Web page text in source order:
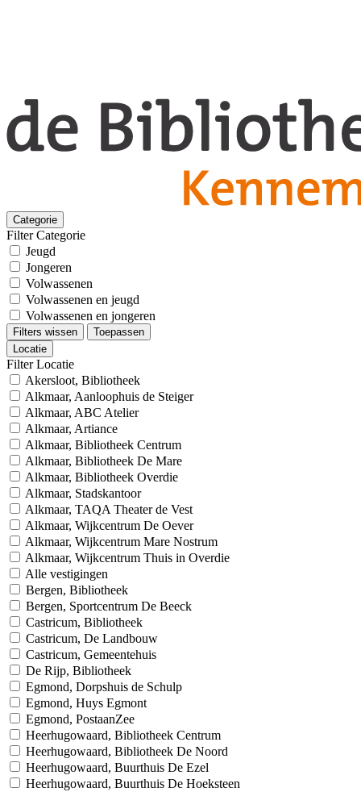
Categorie
Filter Categorie
Jeugd
Jongeren
Volwassenen
Volwassenen en jeugd
Volwassenen en jongeren
Filters wissen
Toepassen
Locatie
Filter Locatie
Akersloot, Bibliotheek
Alkmaar, Aanloophuis de Steiger
Alkmaar, ABC Atelier
Alkmaar, Artiance
Alkmaar, Bibliotheek Centrum
Alkmaar, Bibliotheek De Mare
Alkmaar, Bibliotheek Overdie
Alkmaar, Stadskantoor
Alkmaar, TAQA Theater de Vest
Alkmaar, Wijkcentrum De Oever
Alkmaar, Wijkcentrum Mare Nostrum
Alkmaar, Wijkcentrum Thuis in Overdie
Alle vestigingen
Bergen, Bibliotheek
Bergen, Sportcentrum De Beeck
Castricum, Bibliotheek
Castricum, De Landbouw
Castricum, Gemeentehuis
De Rijp, Bibliotheek
Egmond, Dorpshuis de Schulp
Egmond, Huys Egmont
Egmond, PostaanZee
Heerhugowaard, Bibliotheek Centrum
Heerhugowaard, Bibliotheek De Noord
Heerhugowaard, Buurthuis De Ezel
Heerhugowaard, Buurthuis De Hoeksteen